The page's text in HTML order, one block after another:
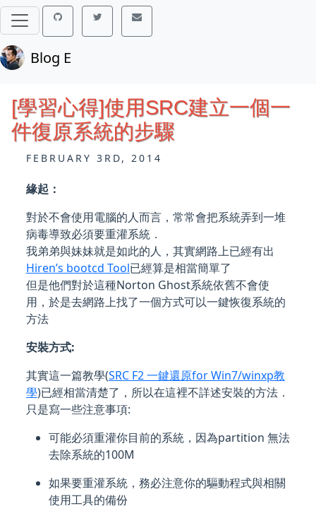
Blog E
[學習心得]使用SRC建立一個一
件復原系統的步驟
FEBRUARY 3RD, 2014
緣起：
對於不會使用電腦的人而言，常常會把系統弄到一堆
病毒導致必須要重灌系統．
我弟弟與妹妹就是如此的人，其實網路上已經有出
Hiren’s bootcd Tool已經算是相當簡單了
但是他們對於這種Norton Ghost系統依舊不會使
用，於是去網路上找了一個方式可以一鍵恢復系統的
方法
安裝方式:
其實這一篇教學(SRC F2 一鍵還原for Win7/winxp教
學)已經相當清楚了，所以在這裡不詳述安裝的方法．
只是寫一些注意事項:
可能必須重灌你目前的系統，因為partition 無法
去除系統的100M
如果要重灌系統，務必注意你的驅動程式與相關
使用工具的備份